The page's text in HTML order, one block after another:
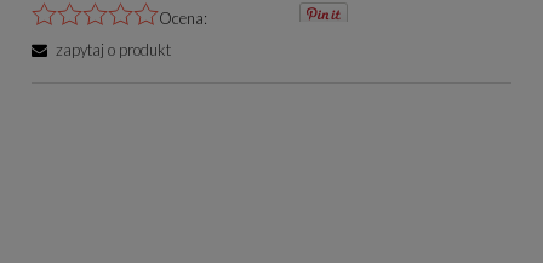
Ocena:
zapytaj o produkt